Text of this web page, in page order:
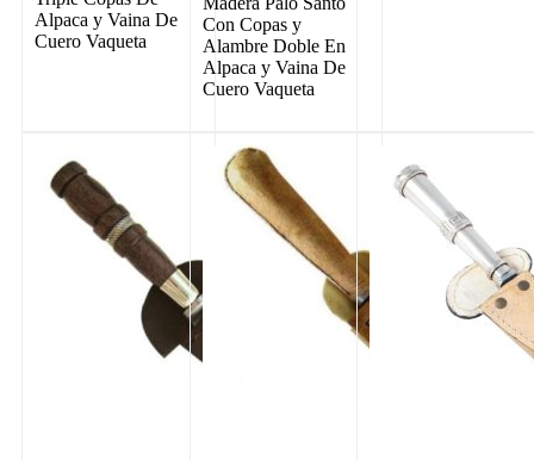
Alpaca y Vaina De
Cuero Vaqueta
Con Copas y
Alambre Doble En
Alpaca y Vaina De
Cuero Vaqueta